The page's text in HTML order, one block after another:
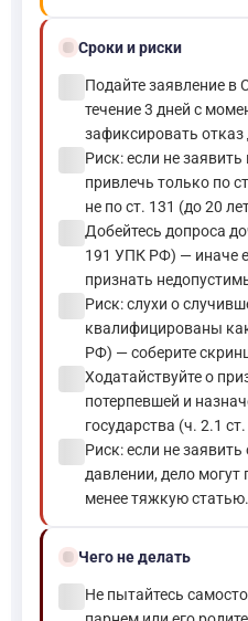
schedule Сроки и риски
Подайте заявление в
течение 3 дней с
зафиксировать отказ
Риск: если не
привлечь только по
не по ст. 131 (до 20
Добейтесь допроса
191 УПК РФ) — иначе
признать
Риск: слухи о
квалифицированы
РФ) — соберите
Ходатайствуйте о
потерпевшей и
государства (ч. 2.1
Риск: если не
давлении, дело
менее тяжкую статью.
block Чего не делать
Не пытайтесь